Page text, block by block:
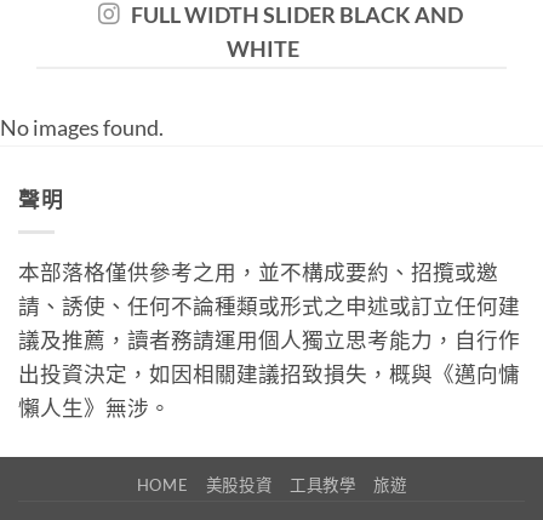
FULL WIDTH SLIDER BLACK AND
WHITE
No images found.
聲明
本部落格僅供參考之用，並不構成要約、招攬或邀
請、誘使、任何不論種類或形式之申述或訂立任何建
議及推薦，讀者務請運用個人獨立思考能力，自行作
出投資決定，如因相關建議招致損失，概與《邁向慵
懶人生》無涉。
HOME 美股投資 工具教學 旅遊